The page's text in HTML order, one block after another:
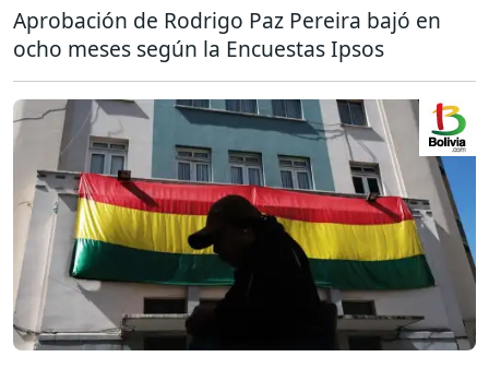
Aprobación de Rodrigo Paz Pereira bajó en
ocho meses según la Encuestas Ipsos